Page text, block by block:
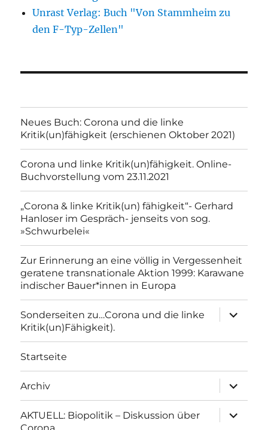
Unrast Verlag: Buch "Von Stammheim zu
den F-Typ-Zellen"
Neues Buch: Corona und die linke
Kritik(un)fähigkeit (erschienen Oktober 2021)
Corona und linke Kritik(un)fähigkeit. Online-
Buchvorstellung vom 23.11.2021
„Corona & linke Kritik(un) fähigkeit“- Gerhard
Hanloser im Gespräch- jenseits von sog.
»Schwurbelei«
Zur Erinnerung an eine völlig in Vergessenheit
geratene transnationale Aktion 1999: Karawane
indischer Bauer*innen in Europa
Sonderseiten zu…Corona und die linke
Kritik(un)Fähigkeit).
anzeigen
Startseite
Archiv
anzeigen
AKTUELL: Biopolitik – Diskussion über
Corona
anzeigen